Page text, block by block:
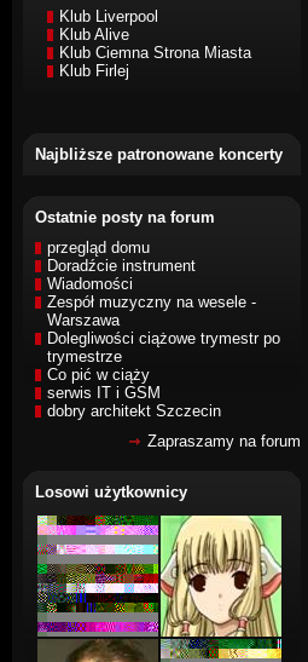
Klub Liverpool
Klub Alive
Klub Ciemna Strona Miasta
Klub Firlej
Najbliższe patronowane koncerty
Ostatnie posty na forum
przegląd domu
Doradźcie instrument
Wiadomości
Zespół muzyczny na wesele -
Warszawa
Dolegliwości ciążowe trymestr po
trymestrze
Co pić w ciąży
serwis IT i GSM
dobry architekt Szczecin
Zapraszamy na forum
Losowi użytkownicy